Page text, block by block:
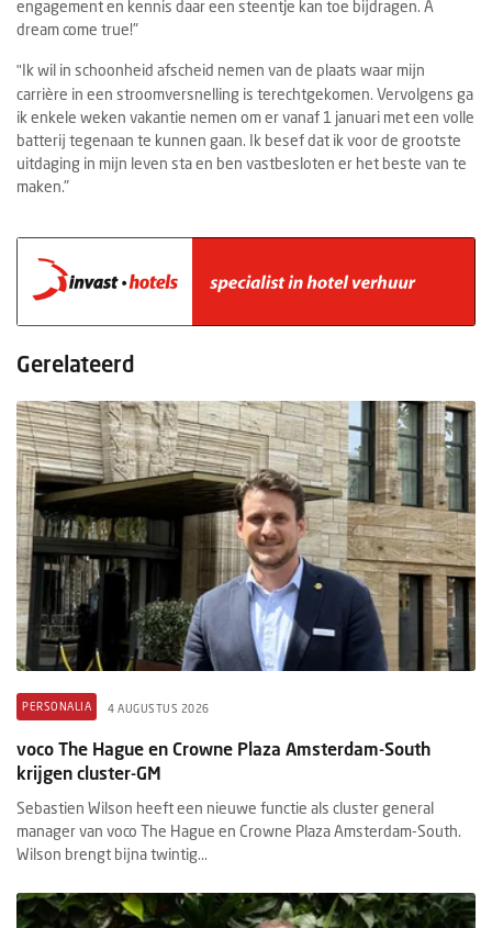
engagement en kennis daar een steentje kan toe bijdragen. A
dream come true!"
"Ik wil in schoonheid afscheid nemen van de plaats waar mijn
carrière in een stroomversnelling is terechtgekomen. Vervolgens ga
ik enkele weken vakantie nemen om er vanaf 1 januari met een volle
batterij tegenaan te kunnen gaan. Ik besef dat ik voor de grootste
uitdaging in mijn leven sta en ben vastbesloten er het beste van te
maken."
Gerelateerd
PERSONALIA 4 AUGUSTUS 2026
voco The Hague en Crowne Plaza Amsterdam-South
krijgen cluster-GM
Sebastien Wilson heeft een nieuwe functie als cluster general
manager van voco The Hague en Crowne Plaza Amsterdam-South.
Wilson brengt bijna twintig...